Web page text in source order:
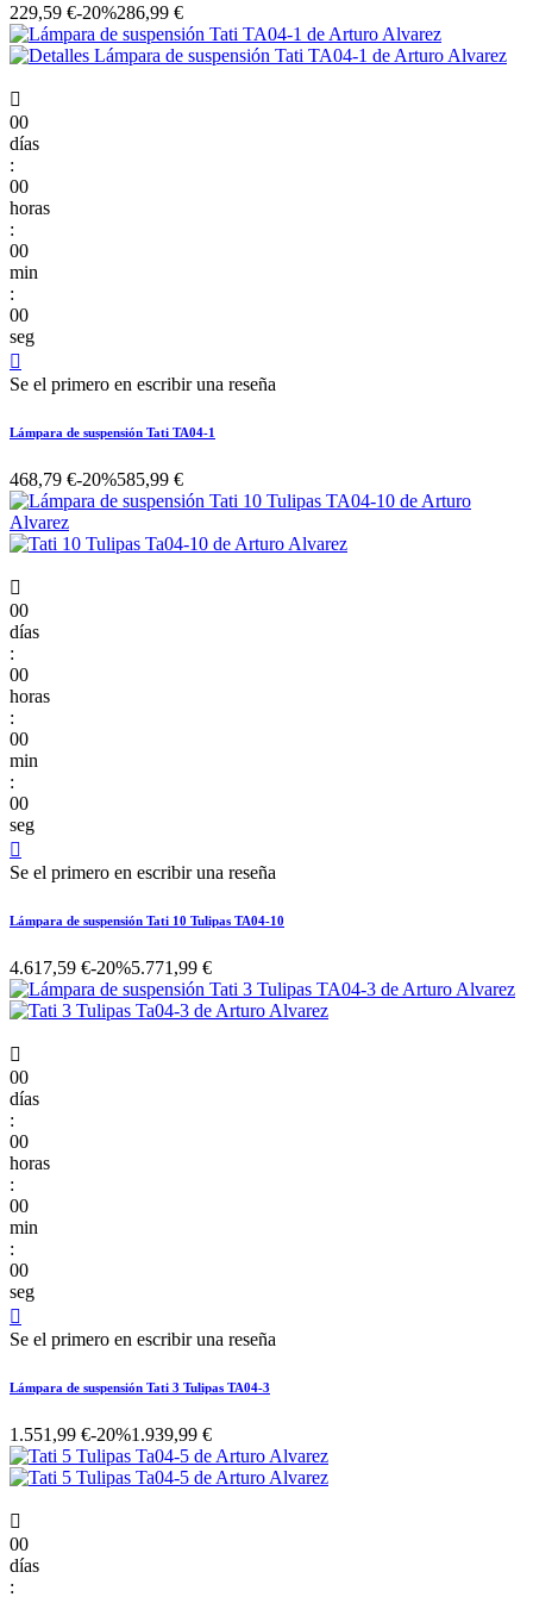
229,59 €-20%286,99 €

00
días
:
00
horas
:
00
min
:
00
seg

Se el primero en escribir una reseña
Lámpara de suspensión Tati TA04-1
468,79 €-20%585,99 €

00
días
:
00
horas
:
00
min
:
00
seg

Se el primero en escribir una reseña
Lámpara de suspensión Tati 10 Tulipas TA04-10
4.617,59 €-20%5.771,99 €

00
días
:
00
horas
:
00
min
:
00
seg

Se el primero en escribir una reseña
Lámpara de suspensión Tati 3 Tulipas TA04-3
1.551,99 €-20%1.939,99 €

00
días
: